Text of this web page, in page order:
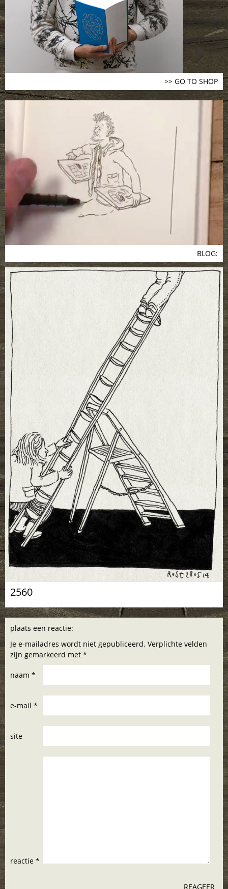
>> GO TO SHOP
BLOG:
2560
plaats een reactie:
Je e-mailadres wordt niet gepubliceerd. Verplichte velden
zijn gemarkeerd met *
naam *
e-mail *
site
reactie *
REAGEER